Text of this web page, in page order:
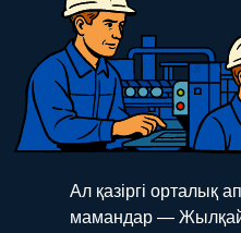
Ал қазіргі орталық
мамандар —